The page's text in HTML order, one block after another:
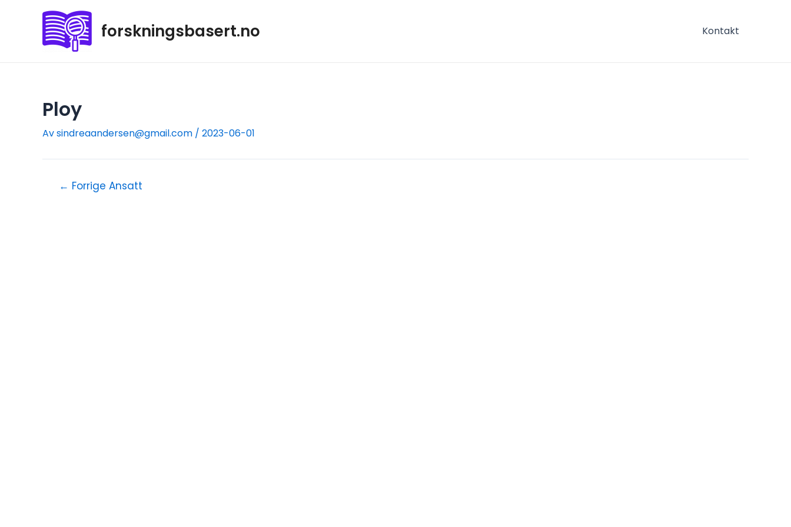
forskningsbasert.no Kontakt
Ploy
Avsindreaandersen@gmail.com / 2023-06-01
← Forrige Ansatt